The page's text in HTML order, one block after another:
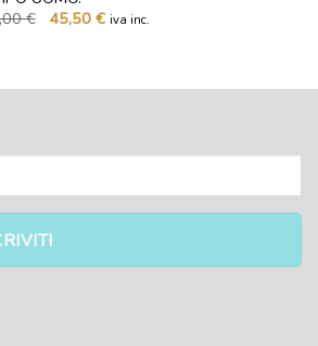
€ Il
prezzo
45,50€Iliva inc.